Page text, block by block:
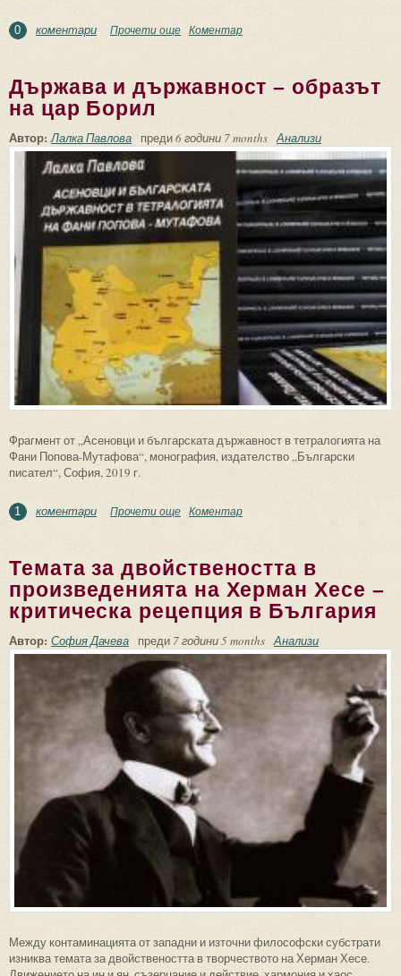
0 коментари Прочети още about Противоречието човек – поет в
Коментар
Държава и държавност – образът
на цар Борил
Автор:Лалка Павлова преди6 години 7 months Анализи
Фрагмент от „Асеновци и българската държавност в тетралогията на
Фани Попова-Мутафова“, монография, издателство „Български
писател“, София, 2019 г.
1 коментари Прочети още about Държава и държавност – образът на
Коментар
Темата за двойствеността в
произведенията на Херман Хесе –
критическа рецепция в България
Автор: София Дачева преди 7 години 5 months Анализи
Между контаминацията от западни и източни философски субстрати
изниква темата за двойствеността в творчеството на Херман Хесе.